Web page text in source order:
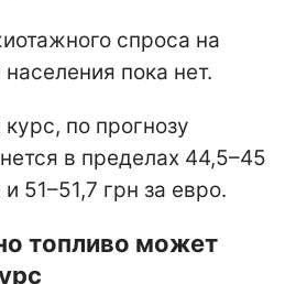
спроса на
пока нет.
по прогнозу
в пределах 44,5–45
51–51,7 грн за евро.
топливо может